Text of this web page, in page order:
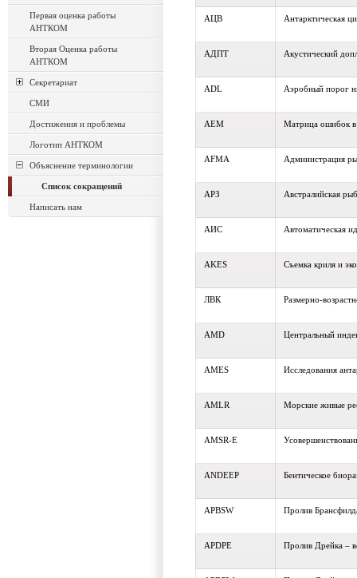
Первая оценка работы
АНТКОМ
Вторая Оценка работы
АНТКОМ
Секретариат
СМИ
Достижения и проблемы
Логотип АНТКОМ
Объяснение терминологии
Список сокращений
Написать нам
АЦВ Антарктическая
АДПТ Акустический
ADL Аэробный порог
AEM Матрица ошибок в
AFMA Администрация
АРЗ Австралийская
АИС Автоматическая
AKES Съемка криля и
ЛВК Размерно-
AMD Центральный
AMES Исследования
AMLR Морские живые
AMSR-E
ANDEEP Бентическое
APBSW Пролив
APDPE Пролив Дрейка –